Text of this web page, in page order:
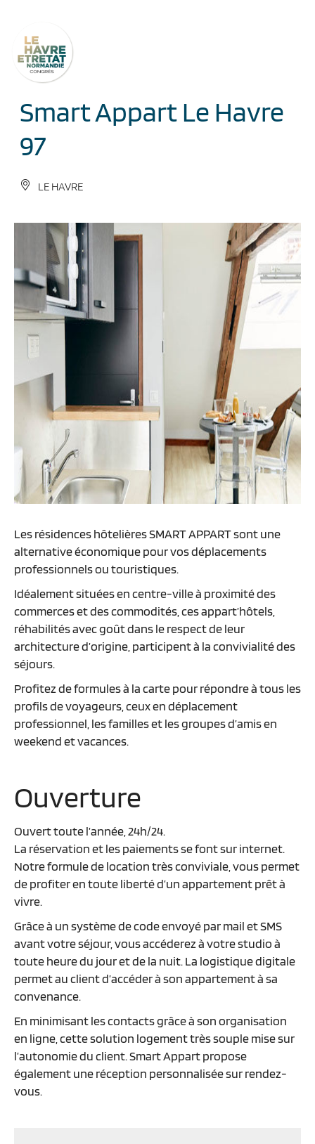
Smart Appart Le Havre
97
LE HAVRE
Les résidences hôtelières SMART APPART sont une
alternative économique pour vos déplacements
professionnels ou touristiques.
Idéalement situées en centre-ville à proximité des
commerces et des commodités, ces appart’hôtels,
réhabilités avec goût dans le respect de leur
architecture d’origine, participent à la convivialité des
séjours.
Profitez de formules à la carte pour répondre à tous les
profils de voyageurs, ceux en déplacement
professionnel, les familles et les groupes d’amis en
weekend et vacances.
Ouverture
Ouvert toute l’année, 24h/24.
La réservation et les paiements se font sur internet.
Notre formule de location très conviviale, vous permet
de profiter en toute liberté d’un appartement prêt à
vivre.
Grâce à un système de code envoyé par mail et SMS
avant votre séjour, vous accéderez à votre studio à
toute heure du jour et de la nuit. La logistique digitale
permet au client d’accéder à son appartement à sa
convenance.
En minimisant les contacts grâce à son organisation
en ligne, cette solution logement très souple mise sur
l’autonomie du client. Smart Appart propose
également une réception personnalisée sur rendez-
vous.